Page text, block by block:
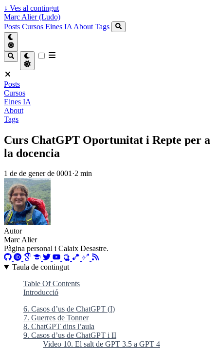
↓ Ves al contingut
Marc Alier (Ludo)
Posts Cursos Eines IA About Tags
Posts
Cursos
Eines IA
About
Tags
Curs ChatGPT Oportunitat i Repte per a
la docencia
1 de de gener de 0001·2 min
Autor
Marc Alier
Pàgina personal i Calaix Desastre.
Taula de contingut
Table Of Contents
Introducció
6. Casos d’us de ChatGPT (I)
7. Guerres de Tonner
8. ChatGPT dins l’aula
9. Casos d’us de ChatGPT i II
Video 10. El salt de GPT 3.5 a GPT 4